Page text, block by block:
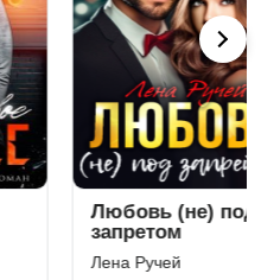
Фиктивная жена
мажора
Аманда Вин